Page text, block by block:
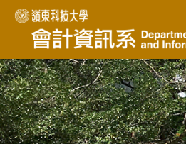
跳
到
要
內
容
區